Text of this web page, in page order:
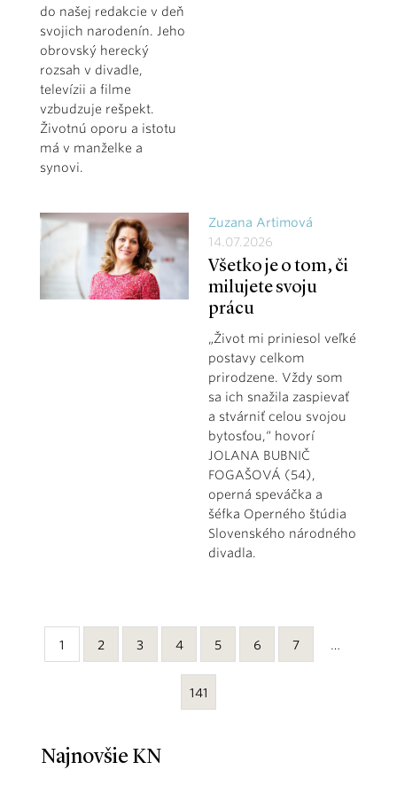
do našej redakcie v deň
svojich narodenín. Jeho
obrovský herecký
rozsah v divadle,
televízii a filme
vzbudzuje rešpekt.
Životnú oporu a istotu
má v manželke a
synovi.
Zuzana Artimová
14.07.2026
Všetko je o tom, či
milujete svoju
prácu
„Život mi priniesol veľké
postavy celkom
prirodzene. Vždy som
sa ich snažila zaspievať
a stvárniť celou svojou
bytosťou,“ hovorí
JOLANA BUBNIČ
FOGAŠOVÁ (54),
operná speváčka a
šéfka Operného štúdia
Slovenského národného
divadla.
1 2 3 4 5 6 7 …
141
Najnovšie KN